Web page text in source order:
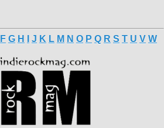
F G H J K L M N O P Q R S T U V W